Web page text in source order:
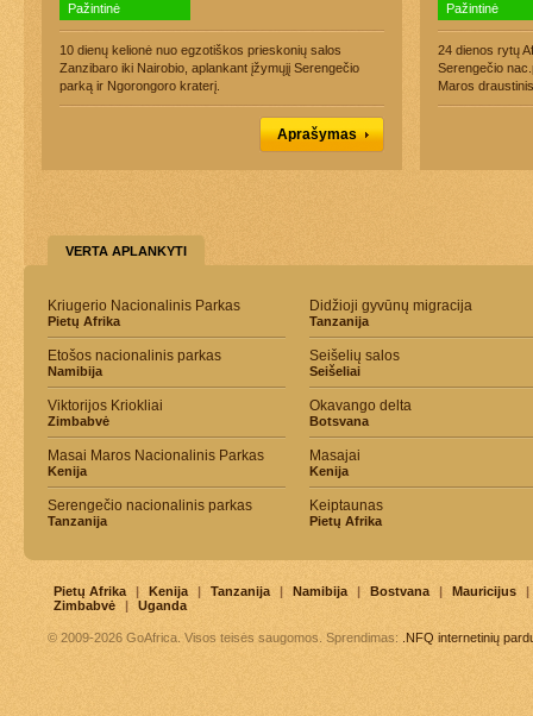
Pažintinė
10 dienų kelionė nuo egzotiškos prieskonių salos
Zanzibaro iki Nairobio, aplankant įžymųjį Serengečio
parką ir Ngorongoro kraterį.
Aprašymas
Pažintinė
24 dienos rytų
Serengečio
Maros
VERTA APLANKYTI
Kriugerio Nacionalinis Parkas
Pietų Afrika
Etošos nacionalinis parkas
Namibija
Viktorijos Kriokliai
Zimbabvė
Masai Maros Nacionalinis Parkas
Kenija
Serengečio nacionalinis parkas
Tanzanija
Didžioji gyvūnų migracija
Tanzanija
Seišelių salos
Seišeliai
Okavango delta
Botsvana
Masajai
Kenija
Keiptaunas
Pietų Afrika
Pietų Afrika | Kenija | Tanzanija | Namibija | Bostvana | Mauricijus
|
Zimbabvė
| Uganda
© 2009-2026 GoAfrica. Visos teisės saugomos. Sprendimas: .NFQ internetinių